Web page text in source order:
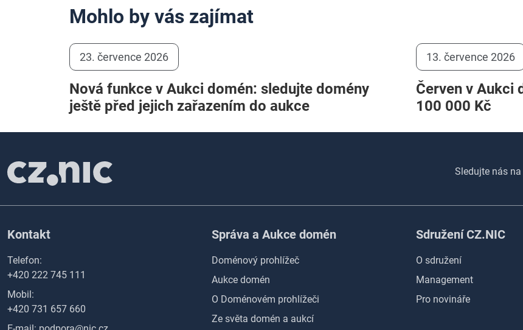
Mohlo by vás zajímat
Nová funkce v Aukci domén: sledujte domény
ještě před jejich zařazením do aukce
23. července 2026
Červen v Aukci
100 000 Kč
13. července 2026
Kontakt
Telefon:
+420 222 745 111
Mobil:
+420 731 657 660
Správa a Aukce domén
Doménový prohlížeč
Aukce domén
O Doménovém prohlížeči
Ze světa domén a aukcí
Sdružení CZ.NIC
O sdružení
Management
Pro novináře
Sledujte nás na